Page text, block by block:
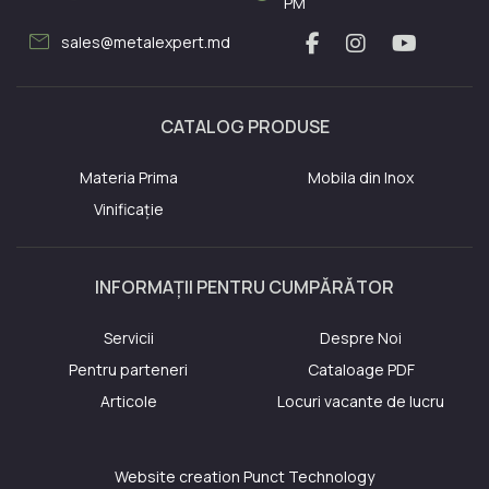
mail sales@metalexpert.md
CATALOG PRODUSE
Materia Prima
Mobila din Inox
Vinificație
INFORMAȚII PENTRU CUMPĂRĂTOR
Servicii
Despre Noi
Pentru parteneri
Cataloage PDF
Articole
Locuri vacante de lucru
Website creation Punct Technology